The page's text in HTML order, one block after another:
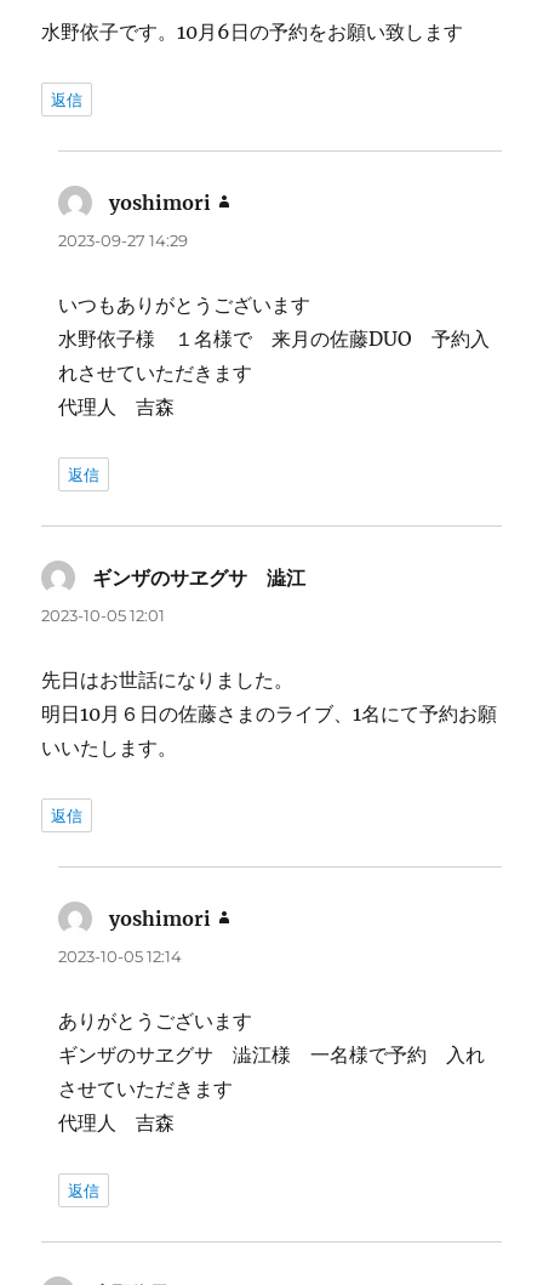
水野依子です。10月6日の予約をお願い致します
返信
yoshimori
2023-09-27 14:29
いつもありがとうございます
水野依子様 １名様で 来月の佐藤DUO 予約入
れさせていただきます
代理人 吉森
返信
ギンザのサヱグサ 澁江よ
2023-10-05 12:01
先日はお世話になりました。
明日10月６日の佐藤さまのライブ、1名にて予約お願
いいたします。
返信
yoshimori
2023-10-05 12:14
ありがとうございます
ギンザのサヱグサ 澁江様 一名様で予約 入れ
させていただきます
代理人 吉森
返信